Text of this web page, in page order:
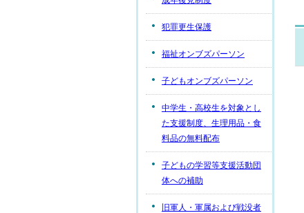
犯罪更生保護
福祉オンブズパーソン
子どもオンブズパーソン
中学生・高校生を対象とし
た支援制度、生理用品・食
料品の無料配布
子どもの学習等支援活動団
体への補助
旧軍人・軍属および戦没者